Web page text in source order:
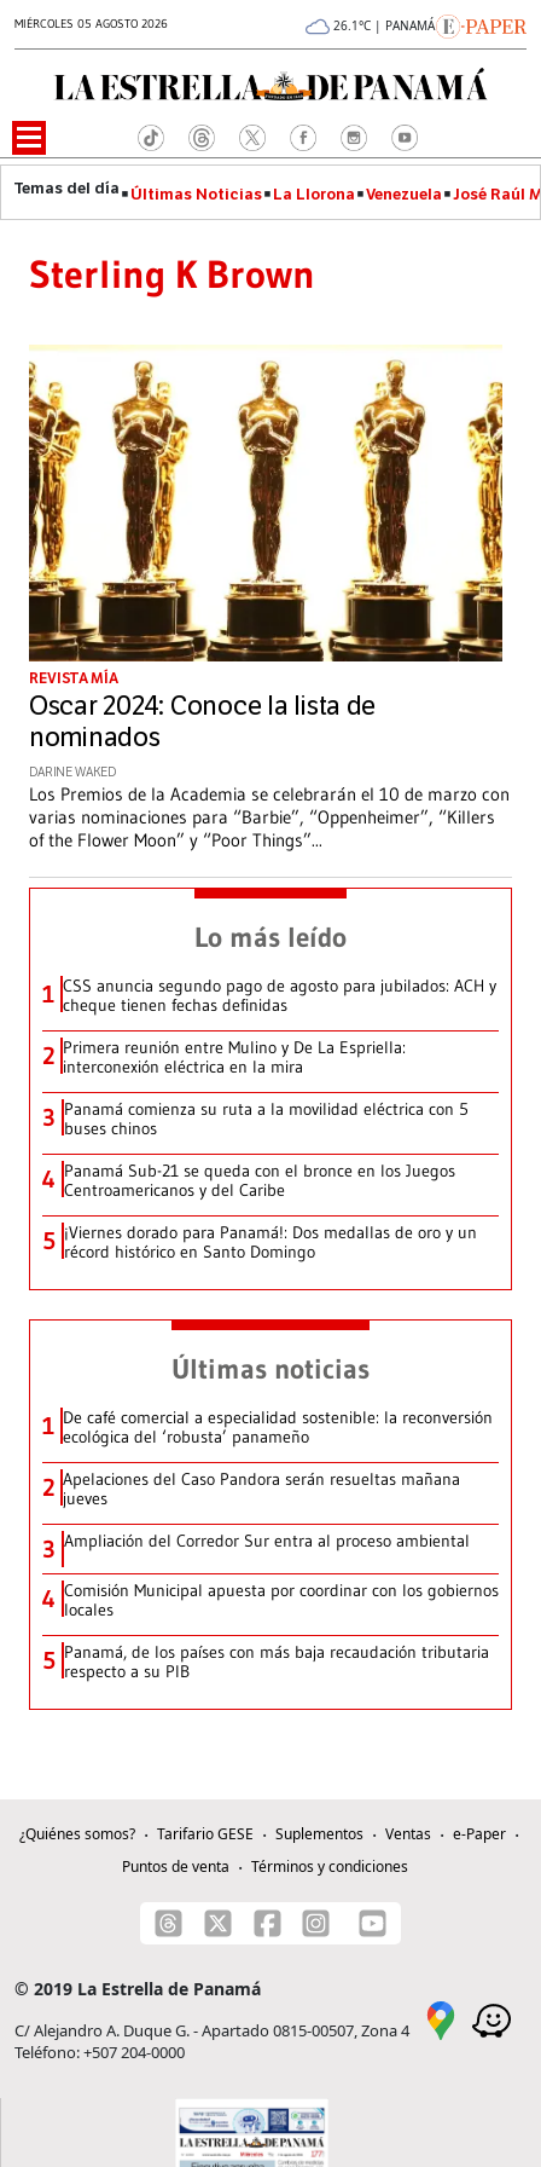
MIÉRCOLES 05 AGOSTO 2026 26.1°C | PANAMÁ
Últimas Noticias La Llorona Venezuela José Raúl
Sterling K Brown
REVISTA MÍA
Oscar 2024: Conoce la lista de
nominados
DARINE WAKED
Los Premios de la Academia se celebrarán el 10 de marzo con
varias nominaciones para “Barbie”, “Oppenheimer”, “Killers
of the Flower Moon” y “Poor Things”...
Lo más leído
1 CSS anuncia segundo pago de agosto para jubilados: ACH y
cheque tienen fechas definidas
2 Primera reunión entre Mulino y De La Espriella:
interconexión eléctrica en la mira
3 Panamá comienza su ruta a la movilidad eléctrica con 5
buses chinos
4 Panamá Sub-21 se queda con el bronce en los Juegos
Centroamericanos y del Caribe
5 ¡Viernes dorado para Panamá!: Dos medallas de oro y un
récord histórico en Santo Domingo
Últimas noticias
1 De café comercial a especialidad sostenible: la reconversión
ecológica del ‘robusta’ panameño
2 Apelaciones del Caso Pandora serán resueltas mañana
jueves
3 Ampliación del Corredor Sur entra al proceso ambiental
4 Comisión Municipal apuesta por coordinar con los gobiernos
locales
5 Panamá, de los países con más baja recaudación tributaria
respecto a su PIB
¿Quiénes somos? Tarifario GESE Suplementos Ventas
e-Paper
Puntos de venta
Términos y condiciones
© 2019 La Estrella de Panamá
C/ Alejandro A. Duque G. - Apartado 0815-00507, Zona 4
Teléfono: +507 204-0000